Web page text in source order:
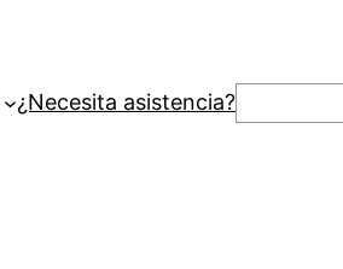
¿Necesita asistencia?Buscar